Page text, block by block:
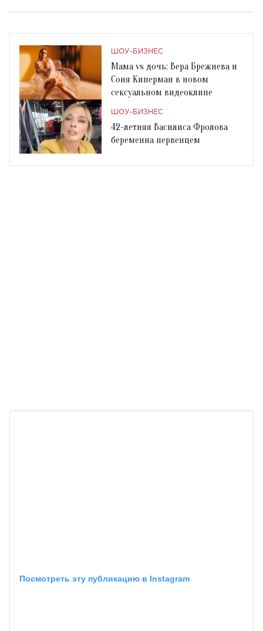
ШОУ-БИЗНЕС
Мама vs дочь: Вера Брежнева и
Соня Киперман в новом
сексуальном видеоклипе
ШОУ-БИЗНЕС
42-летняя Василиса Фролова
беременна первенцем
Посмотреть эту публикацию в Instagram